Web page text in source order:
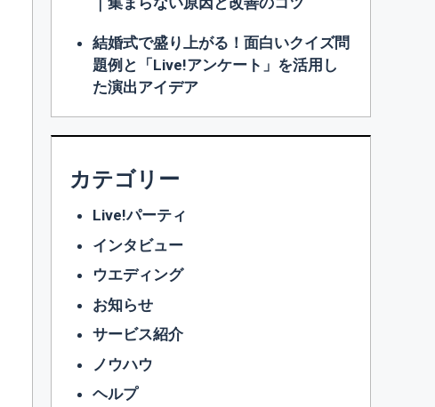
結婚式で盛り上がる！面白いクイズ問
題例と「Live!アンケート」を活用し
た演出アイデア
カテゴリー
Live!パーティ
インタビュー
ウエディング
お知らせ
サービス紹介
ノウハウ
ヘルプ